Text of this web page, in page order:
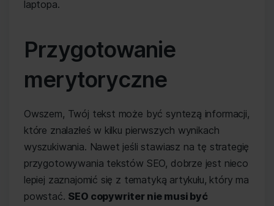
laptopa.
Przygotowanie
merytoryczne
Owszem, Twój tekst może być syntezą informacji,
które znalazłeś w kilku pierwszych wynikach
wyszukiwania. Nawet jeśli stawiasz na tę strategię
przygotowywania tekstów SEO, dobrze jest nieco
lepiej zaznajomić się z tematyką artykułu, który ma
powstać. SEO copywriter nie musi być